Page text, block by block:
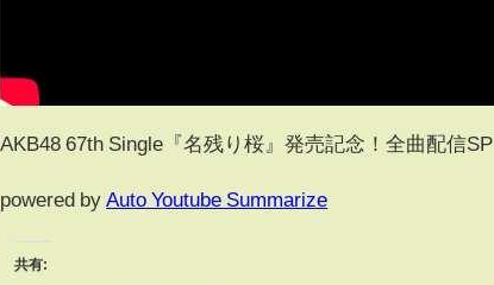
AKB48 67th Single『名残り桜』発売記念！全曲配信SP
powered by Auto Youtube Summarize
共有: